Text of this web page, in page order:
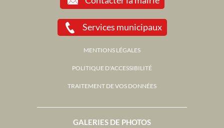
GALERIES DE PHOTOS
Services municipaux
MENTIONS LÉGALES
POLITIQUE D'ACCESSIBILITÉ
TRAITEMENT DE VOS DONNÉES